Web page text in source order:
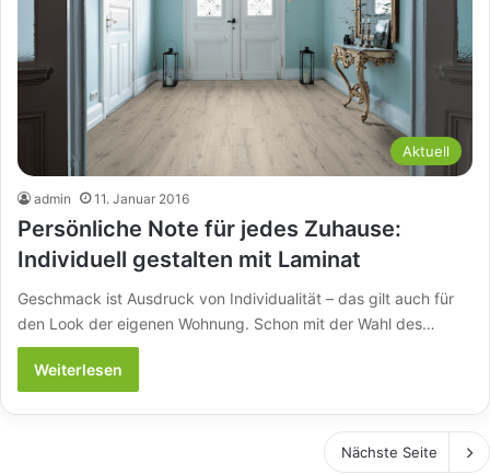
Aktuell
admin 11. Januar 2016
Persönliche Note für jedes Zuhause:
Individuell gestalten mit Laminat
Geschmack ist Ausdruck von Individualität – das gilt auch für
den Look der eigenen Wohnung. Schon mit der Wahl des…
Weiterlesen
Nächste Seite